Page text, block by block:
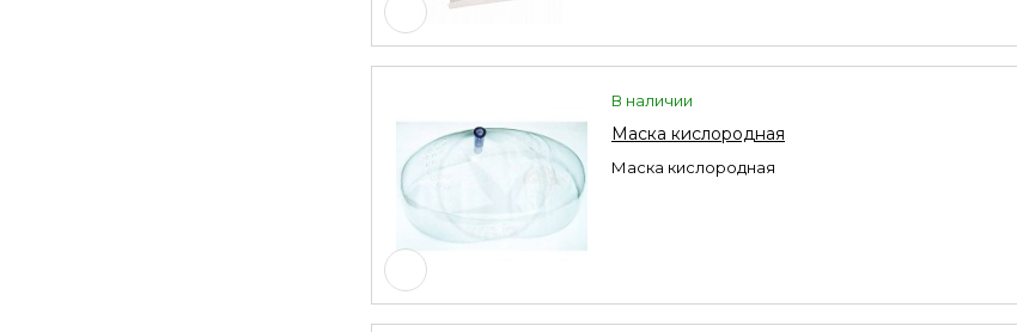
В наличии
Маска кислородная
Маска кислородная